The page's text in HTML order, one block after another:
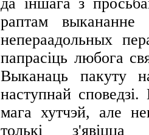
раптам выкананне
непераадольных
папрасіць любога
Выканаць пакуту
наступнай споведзі.
мага хутчэй, але
толькі